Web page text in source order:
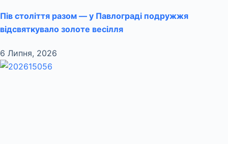
Пів століття разом — у Павлограді подружжя
відсвяткувало золоте весілля
6 Липня, 2026